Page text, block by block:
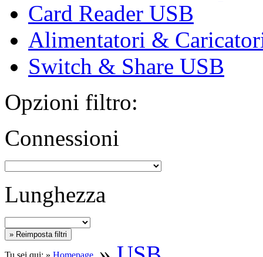
Card Reader USB
Alimentatori &
Switch & Share USB
Opzioni filtro:
Connessioni
Lunghezza